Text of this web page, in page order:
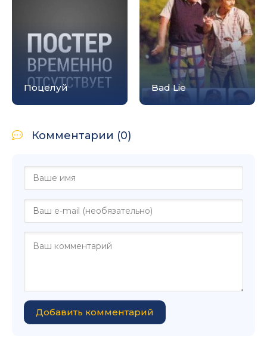
Поцелуй Bad Lie
Комментарии (0)
Добавить комментарий